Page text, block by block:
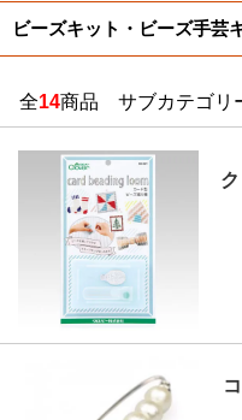
ビーズキット・ビーズ手芸
全14商品 サブカテゴリ